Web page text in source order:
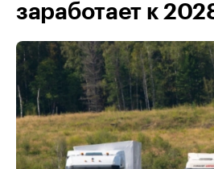
заработает к